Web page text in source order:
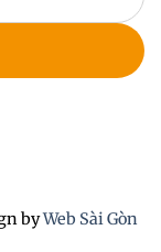
byWeb Sài Gòn